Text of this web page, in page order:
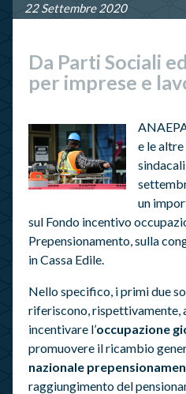
22 Settembre 2020
Da Parti Sociali
per imprese e
e le
un
sul Fondo incentivo
Prepensionamento, sulla
in Cassa Edile.
Nello specifico, i primi due
riferiscono, rispettivamente,
incentivare l’occupazione
promuovere il ricambio
nazionale
raggiungimento del